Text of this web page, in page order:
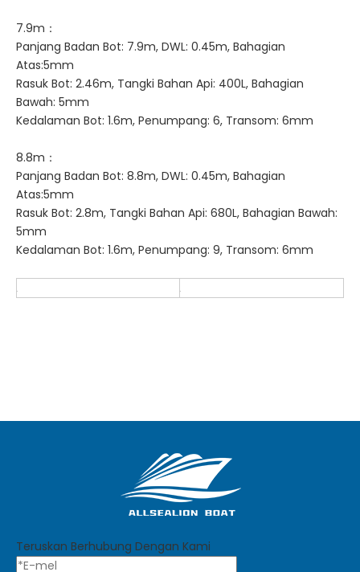
7.9m：
Panjang Badan Bot: 7.9m, DWL: 0.45m, Bahagian
Atas:5mm
Rasuk Bot: 2.46m, Tangki Bahan Api: 400L, Bahagian
Bawah: 5mm
Kedalaman Bot: 1.6m, Penumpang: 6, Transom: 6mm
8.8m：
Panjang Badan Bot: 8.8m, DWL: 0.45m, Bahagian
Atas:5mm
Rasuk Bot: 2.8m, Tangki Bahan Api: 680L, Bahagian Bawah:
5mm
Kedalaman Bot: 1.6m, Penumpang: 9, Transom: 6mm
Teruskan Berhubung Dengan Kami